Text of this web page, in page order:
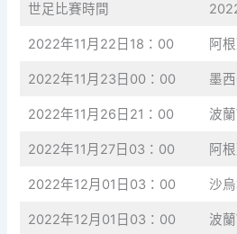
世足比賽時間
2022年11月22日18：00 阿
2022年11月23日00：00 墨
2022年11月26日21：00 波
2022年11月27日03：00 阿
2022年12月01日03：00 沙
2022年12月01日03：00 波